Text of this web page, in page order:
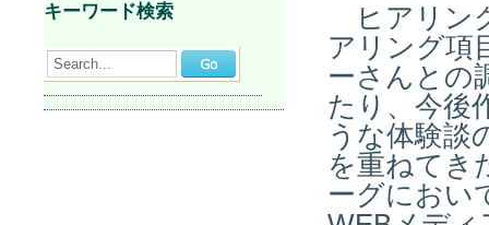
ヒアリン
アリング項
ーさんとの
たり、今後
うな体験談
を重ねてき
ーグにおい
キーワード検索
Search...